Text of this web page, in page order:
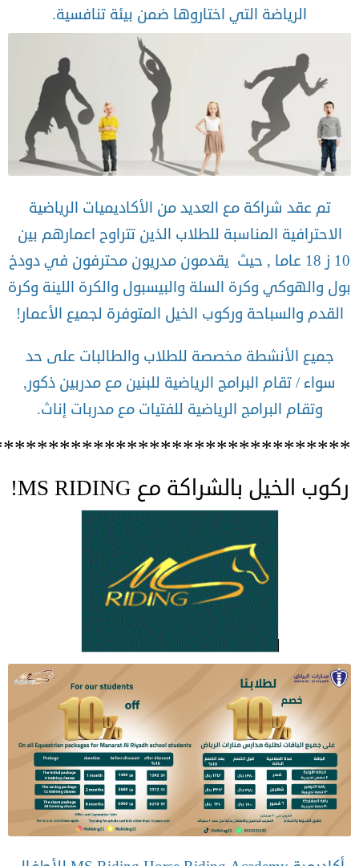
الرياضة التي اختاروها ضمن بيئة تنافسية.
تم عقد شراكة مع العديد من الأكاديميات الرياضية
الاحترافية المناسبة للطلاب الذين تتراوح اعمارهم بين
10 ز 18 عاما , حيث يقدمون مدريون محترفون في دودخ
بول والهوكي وكرة السلة والبيسبول والكرة اللينة وكرة
القدم والسباحة وركوب الخيل المتوفرة لجميع الأعمار!
جميع الأنشطة مخصصة للطلاب والطالبات على حد
سواء / تقام البرامج الرياضية للبنين مع مدربين ذكور,
وتقام البرامج الرياضية للفتيات مع مدربات إناث.
ركوب الخيل بالشراكة مع MS RIDING!